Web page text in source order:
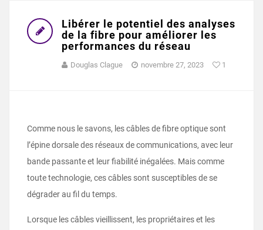
Libérer le potentiel des analyses
de la fibre pour améliorer les
performances du réseau
Douglas Clague novembre 27, 2023 1
Comme nous le savons, les câbles de fibre optique sont
l’épine dorsale des réseaux de communications, avec leur
bande passante et leur fiabilité inégalées. Mais comme
toute technologie, ces câbles sont susceptibles de se
dégrader au fil du temps.
Lorsque les câbles vieillissent, les propriétaires et les